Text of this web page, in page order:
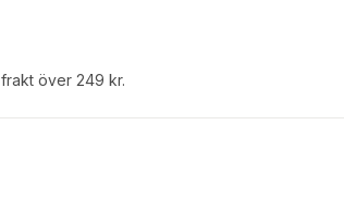
över 249 kr.